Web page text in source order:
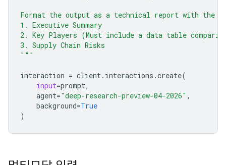
Format the output as a technical report with the
1. Executive Summary
2. Key Players (Must include a data table
3. Supply Chain Risks
"""
interaction = client. interactions .create(
input=prompt,
agent="deep-research-preview-04-2026" ,
background=True
)